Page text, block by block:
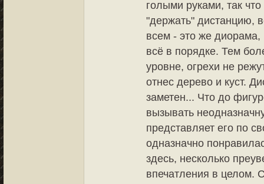
голыми руками, так
"держать" дистанцию,
всем - это же
всё в порядке. Тем
уровне, огрехи не
отнес дерево и куст.
заметен... Что до
вызывать
представляет его по
одназначно
здесь, несколько
впечатления в целом.